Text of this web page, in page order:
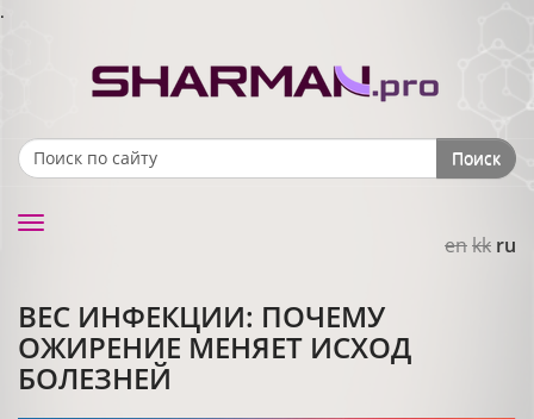
.
Search form Поиск
enkk ru
Toggle
ВЕС ИНФЕКЦИИ: ПОЧЕМУ
ОЖИРЕНИЕ МЕНЯЕТ ИСХОД
БОЛЕЗНЕЙ